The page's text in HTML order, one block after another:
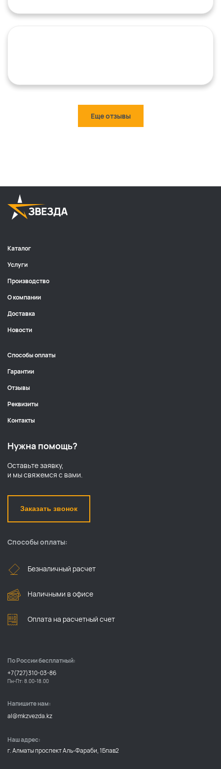
Еще отзывы
Нужна помощь?
Оставьте заявку,
и мы свяжемся с вами.
Заказать звонок
Каталог
Услуги
Производство
О компании
Доставка
Новости
Способы оплаты
Гарантии
Отзывы
Реквизиты
Контакты
Способы оплаты:
Безналичный расчет
Наличными в офисе
Оплата на расчетный счет
По России бесплатный:
+7(727)310-03-86
Пн-Пт: 8.00-18.00
Напишите нам:
al@mkzvezda.kz
Наш адрес:
г. Алматы проспект Аль-Фараби, 1Бпав2